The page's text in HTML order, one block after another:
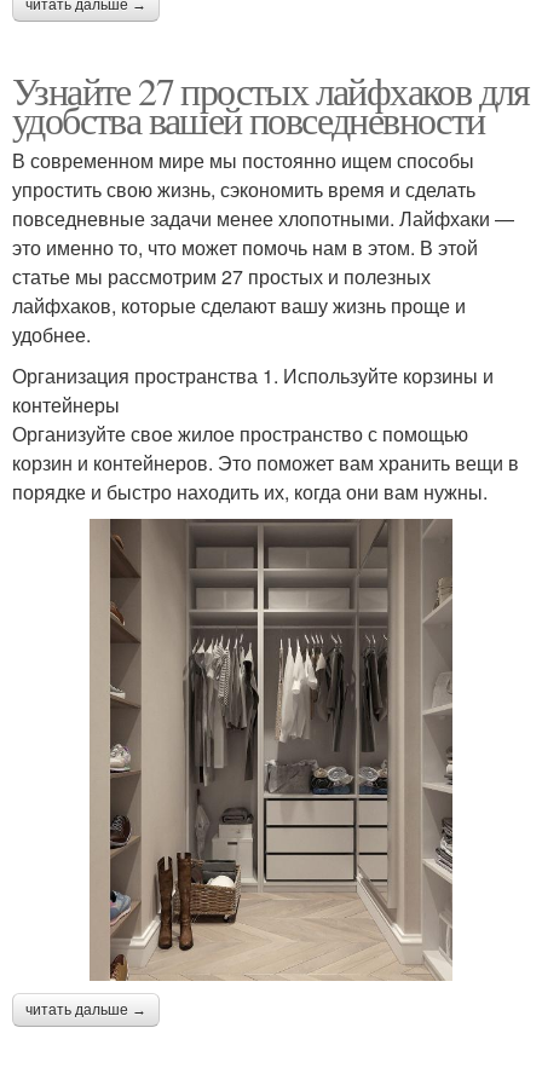
читать дальше →
Узнайте 27 простых лайфхаков для
удобства вашей повседневности
В современном мире мы постоянно ищем способы
упростить свою жизнь, сэкономить время и сделать
повседневные задачи менее хлопотными. Лайфхаки —
это именно то, что может помочь нам в этом. В этой
статье мы рассмотрим 27 простых и полезных
лайфхаков, которые сделают вашу жизнь проще и
удобнее.
Организация пространства 1. Используйте корзины и
контейнеры
Организуйте свое жилое пространство с помощью
корзин и контейнеров. Это поможет вам хранить вещи в
порядке и быстро находить их, когда они вам нужны.
читать дальше →